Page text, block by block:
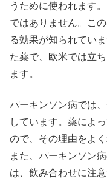
うために使われます
ではありません。こ
る効果が知られてい
た薬で、欧米では立
ます。
パーキンソン病では
しています。薬によ
ので、その理由をよ
また、パーキンソン
は、飲み合わせに注